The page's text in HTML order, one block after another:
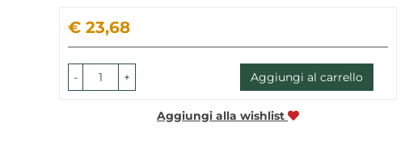
Prezzo
€ 23,68
- + Aggiungi al carrello
Aggiungi alla wishlist